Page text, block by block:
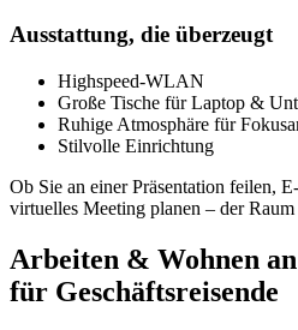
Ausstattung, die überzeugt
Highspeed‑WLAN
Große Tische für Laptop &
Ruhige Atmosphäre für
Stilvolle Einrichtung
Ob Sie an einer Präsentation feilen,
virtuelles Meeting planen – der
Arbeiten & Wohnen
für Geschäftsreisende